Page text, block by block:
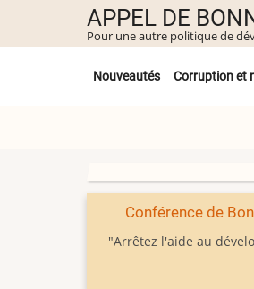
contenu
APPEL DE
Pour une autre politique de
Untermenü
Nouveautés Corruption et
Conférence de
"Arrêtez l'aide au